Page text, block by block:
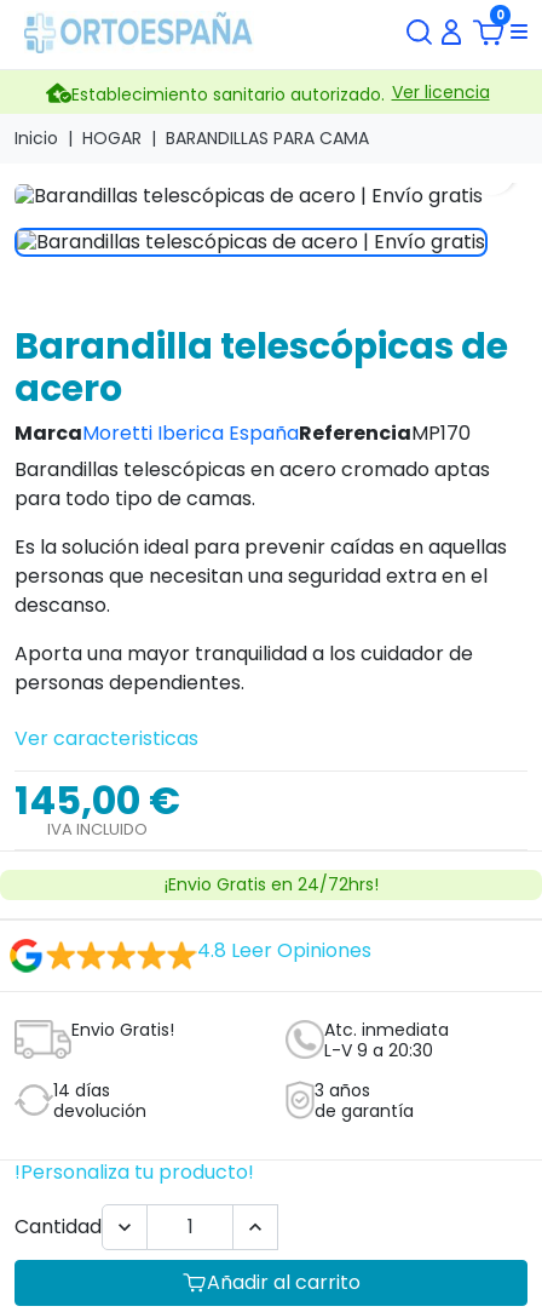
0
Establecimiento sanitario autorizado. Ver licencia
Inicio
HOGAR BARANDILLAS PARA CAMA
Barandilla telescópicas de
acero
MarcaMoretti Iberica EspañaReferenciaMP170
Barandillas telescópicas en acero cromado aptas
para todo tipo de camas.
Es la solución ideal para prevenir caídas en aquellas
personas que necesitan una seguridad extra en el
descanso.
Aporta una mayor tranquilidad a los cuidador de
personas dependientes.
Ver caracteristicas
145,00 €
IVA INCLUIDO
¡Envio Gratis en 24/72hrs!
4.8 Leer Opiniones
Envio Gratis!
Atc. inmediata
L-V 9 a 20:30
14 días
devolución
3 años
de garantía
!Personaliza tu producto!
Cantidad
 
Añadir al carrito